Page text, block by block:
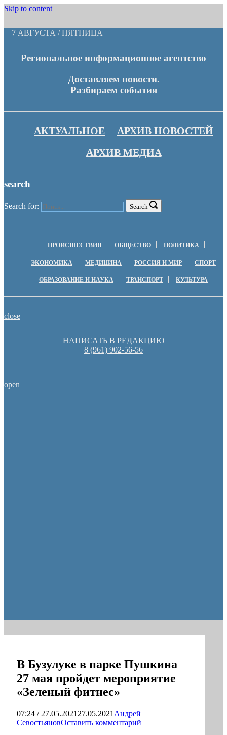
Skip to content
7 АВГУСТА / ПЯТНИЦА
Региональное информационное агентство
Доставляем новости.
Разбираем события
АКТУАЛЬНОЕ
АРХИВ НОВОСТЕЙ
АРХИВ МЕДИА
search
Search for: Search
ПРОИСШЕСТВИЯ ОБЩЕСТВО ПОЛИТИКА
ЭКОНОМИКА МЕДИЦИНА РОССИЯ И МИР СПОРТ
ОБРАЗОВАНИЕ И НАУКА ТРАНСПОРТ КУЛЬТУРА
close
НАПИСАТЬ В РЕДАКЦИЮ
8 (961) 902-56-56
open
В Бузулуке в парке Пушкина
27 мая пройдет мероприятие
«Зеленый фитнес»
07:24 / 27.05.2021 27.05.2021 Андрей
СевостьяновОставить комментарий